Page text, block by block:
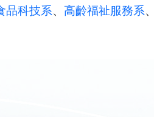
品科技系、 高齡福祉服務系、